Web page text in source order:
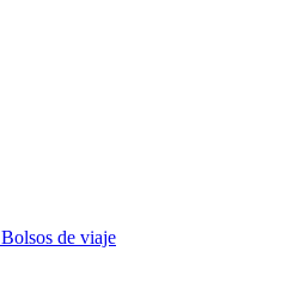
Bolsos de viaje